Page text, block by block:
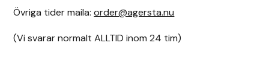
Övriga tider maila:order@agersta.nu
(Vi svarar normalt ALLTID inom 24 tim)